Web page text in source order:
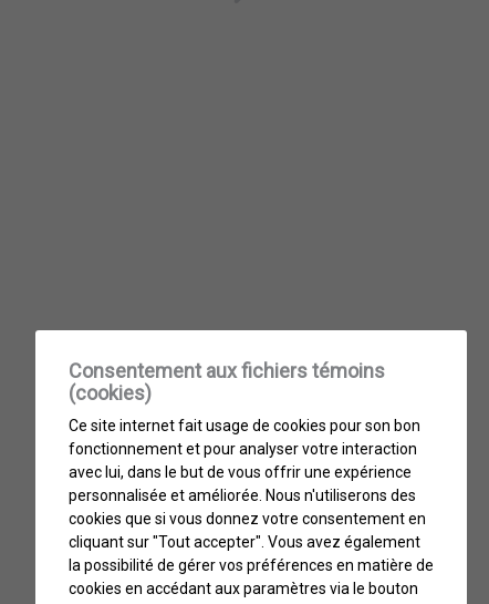
Consentement aux fichiers témoins
(cookies)
Ce site internet fait usage de cookies pour son bon
fonctionnement et pour analyser votre interaction
avec lui, dans le but de vous offrir une expérience
personnalisée et améliorée. Nous n'utiliserons des
cookies que si vous donnez votre consentement en
cliquant sur "Tout accepter". Vous avez également
la possibilité de gérer vos préférences en matière de
cookies en accédant aux paramètres via le bouton